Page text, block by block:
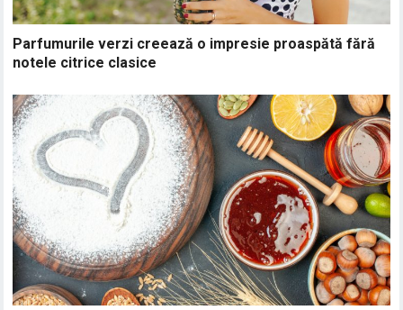
Parfumurile verzi creează o impresie proaspătă fără
notele citrice clasice